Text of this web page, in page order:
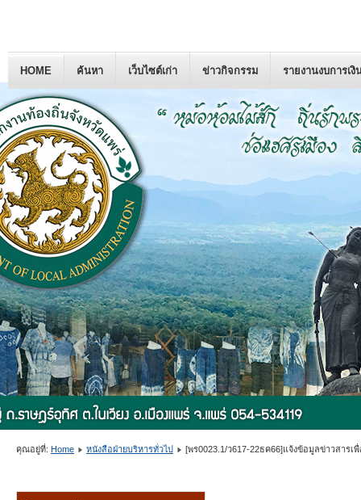
HOME ค้นหา เว็บไซต์เก่า ข่าวกิจกรรม รายงานงบการเงิ
คุณอยู่ที่: Home หนังสือฝ่ายบริหารทั่วไป [พร0023.1/ว617-22ธค66]แจ้งข้อมูลข่าวสารเ